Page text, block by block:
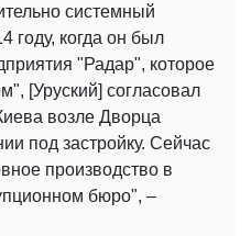
системный
году, когда он был
"Радар", которое
[Уруский] согласовал
возле Дворца
под застройку. Сейчас
производство в
бюро", –